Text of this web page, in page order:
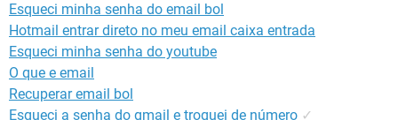
Esqueci minha senha do email bol
Hotmail entrar direto no meu email caixa entrada
Esqueci minha senha do youtube
O que e email
Recuperar email bol
Esqueci a senha do gmail e troquei de número ✓